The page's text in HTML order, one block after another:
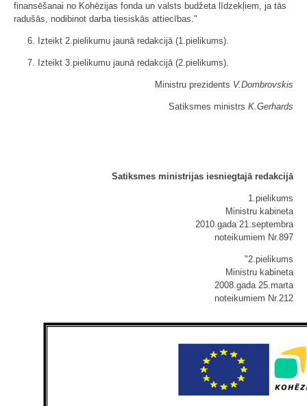
finansēšanai no Kohēzijas fonda un valsts budžeta līdzekļiem, ja tās
radušās, nodibinot darba tiesiskās attiecības."
6. Izteikt 2.pielikumu jaunā redakcijā (1.pielikums).
7. Izteikt 3.pielikumu jaunā redakcijā (2.pielikums).
Ministru prezidents V.Dombrovskis
Satiksmes ministrs K.Gerhards
Satiksmes ministrijas iesniegtajā redakcijā
1.pielikums
Ministru kabineta
2010.gada 21.septembra
noteikumiem Nr.897
"2.pielikums
Ministru kabineta
2008.gada 25.marta
noteikumiem Nr.212